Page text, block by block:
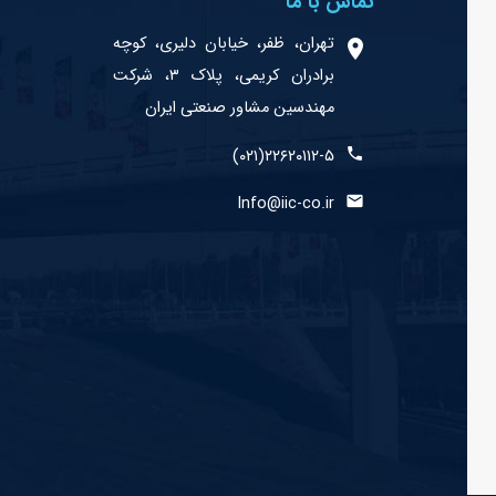
تهران، ظفر، خیابان دلیری، کوچه
برادران کریمی، پلاک ۳، شرکت
مهندسین مشاور صنعتی ایران
۲۲۶۲۰۱۱۲-۵(۰۲۱)
Info@iic-co.ir